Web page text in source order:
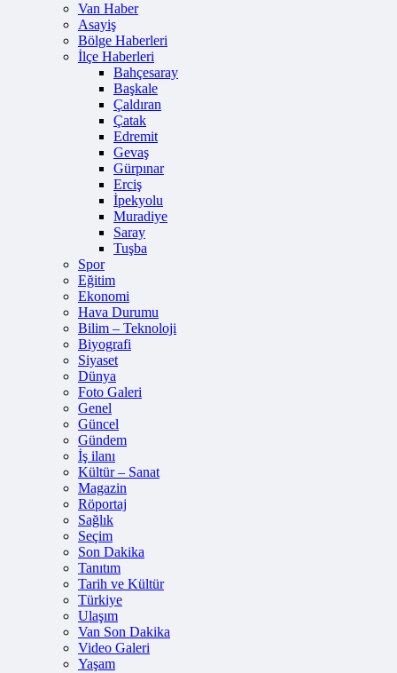
Van Haber
Asayiş
Bölge Haberleri
İlçe Haberleri
Bahçesaray
Başkale
Çaldıran
Çatak
Edremit
Gevaş
Gürpınar
Erciş
İpekyolu
Muradiye
Saray
Tuşba
Spor
Eğitim
Ekonomi
Hava Durumu
Bilim – Teknoloji
Biyografi
Siyaset
Dünya
Foto Galeri
Genel
Güncel
Gündem
İş ilanı
Kültür – Sanat
Magazin
Röportaj
Sağlık
Seçim
Son Dakika
Tanıtım
Tarih ve Kültür
Türkiye
Ulaşım
Van Son Dakika
Video Galeri
Yaşam